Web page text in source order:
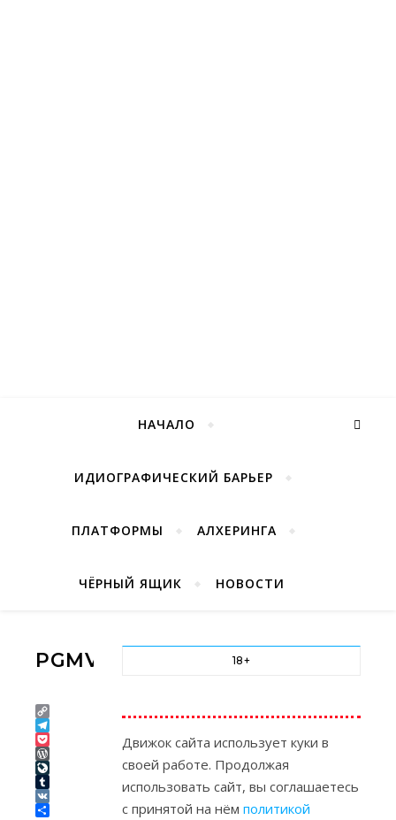
НАЧАЛО
ИДИОГРАФИЧЕСКИЙ БАРЬЕР
ПЛАТФОРМЫ АЛХЕРИНГА
ЧЁРНЫЙ ЯЩИК НОВОСТИ
PGMV05
Copy
Link
Telegram
Pocket
WordPress
LiveJournal
Tumblr
VK
18+
Движок сайта использует куки в
своей работе. Продолжая
использовать сайт, вы соглашаетесь
с принятой на нём политикой